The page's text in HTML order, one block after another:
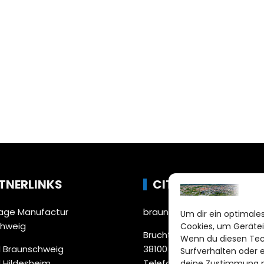
Um dir ein
Cookies, um
Wenn du diesen
Surfverhalten oder
Manufactur
Braunschweig
CITYLIFE!
Bruchtorwall 12
38100 Braunschweig